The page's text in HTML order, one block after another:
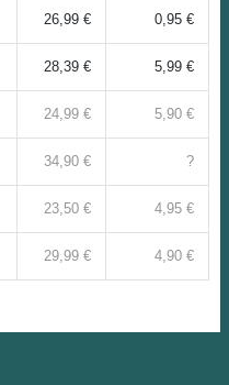
26,99 € 0,95 €
28,39 € 5,99 €
24,99 € 5,90 €
34,90 € ?
23,50 € 4,95 €
29,99 € 4,90 €